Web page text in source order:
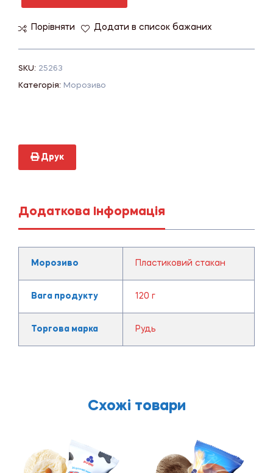
Порівняти Додати в список бажаних
SKU: 25263
Категорія: Морозиво
Друк
Додаткова Інформація
Морозиво Пластиковий стакан
Вага продукту 120 г
Торгова марка Рудь
Схожі товари